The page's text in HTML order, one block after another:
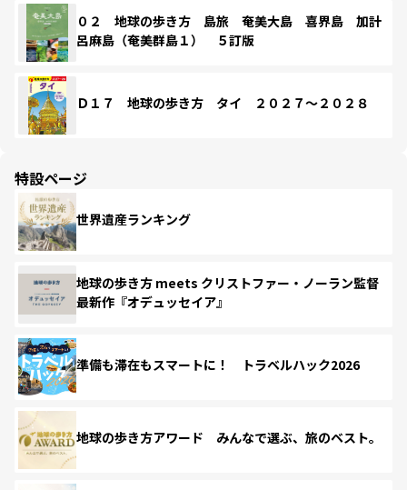
０２ 地球の歩き方 島旅 奄美大島 喜界島 加計
呂麻島（奄美群島１） ５訂版
Ｄ１７ 地球の歩き方 タイ ２０２７～２０２８
特設ページ
世界遺産ランキング
地球の歩き方 meets クリストファー・ノーラン監督
最新作『オデュッセイア』
準備も滞在もスマートに！ トラベルハック2026
地球の歩き方アワード みんなで選ぶ、旅のベスト。